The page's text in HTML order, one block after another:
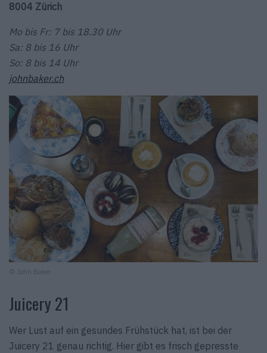
8004 Zürich
Mo bis Fr: 7 bis 18.30 Uhr
Sa: 8 bis 16 Uhr
So: 8 bis 14 Uhr
johnbaker.ch
© John Baker
Juicery 21
Wer Lust auf ein gesundes Frühstück hat, ist bei der
Juicery 21 genau richtig. Hier gibt es frisch gepresste